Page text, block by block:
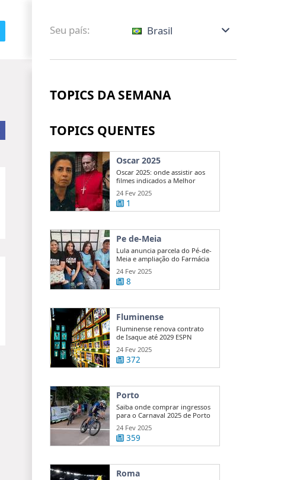
Seu país: Brasil
TOPICS DA SEMANA
TOPICS QUENTES
Oscar 2025
Oscar 2025: onde assistir aos
filmes indicados a Melhor
Direção?
24 Fev 2025
1
Pe de-Meia
Lula anuncia parcela do Pé-de-
Meia e ampliação do Farmácia
...24 Fev 2025
8
Fluminense
Fluminense renova contrato
de Isaque até 2029 ESPN
24 Fev 2025
372
Porto
Saiba onde comprar ingressos
para o Carnaval 2025 de Porto
...24 Fev 2025
359
Roma